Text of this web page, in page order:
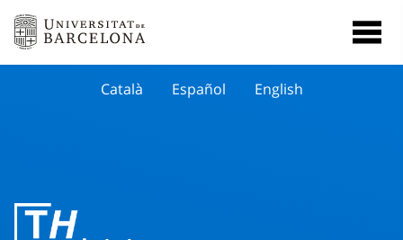
Català Español English